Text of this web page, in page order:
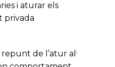
i aturar els
privada
de l’atur al